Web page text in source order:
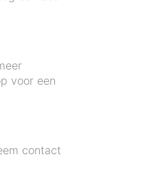
voor een
contact